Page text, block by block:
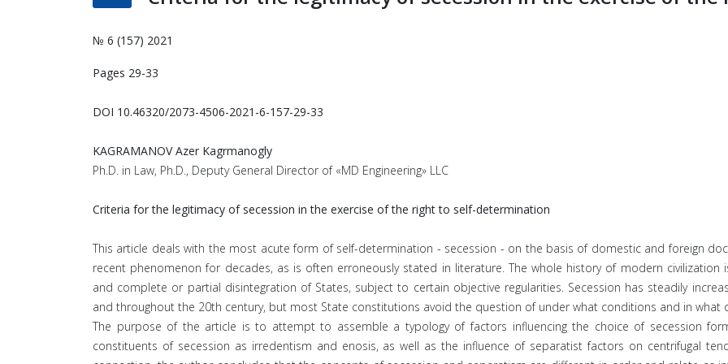
№ 6 (157) 2021
Pages 29-33
DOI 10.46320/2073-4506-2021-6-157-29-33
KAGRAMANOV Azer Kagrmanogly
Ph.D. in Law, Ph.D., Deputy General Director of «MD Engineering» LLC
Criteria for the legitimacy of secession in the exercise of the right to self-determination
This article deals with the most acute form of self-determination - secession - on the basis of domestic and foreign
recent phenomenon for decades, as is often erroneously stated in literature. The whole history of modern
and complete or partial disintegration of States, subject to certain objective regularities. Secession has steadily
and throughout the 20th century, but most State constitutions avoid the question of under what conditions and in what
The purpose of the article is to attempt to assemble a typology of factors influencing the choice of secession
constituents of secession as irredentism and enosis, as well as the influence of separatist factors on centrifugal